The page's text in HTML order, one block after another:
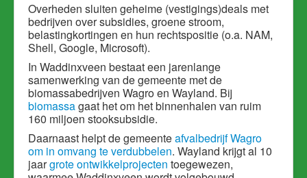
Overheden sluiten geheime (vestigings)deals met
bedrijven over subsidies, groene stroom,
belastingkortingen en hun rechtspositie (o.a. NAM,
Shell, Google, Microsoft).
In Waddinxveen bestaat een jarenlange
samenwerking van de gemeente met de
biomassabedrijven Wagro en Wayland. Bij
biomassagaat het om het binnenhalen van ruim
160 miljoen stooksubsidie.
Daarnaast helpt de gemeenteafvalbedrijf Wagro
om in omvang te verdubbelen. Wayland krijgt al 10
jaargrote ontwikkelprojecten toegewezen,